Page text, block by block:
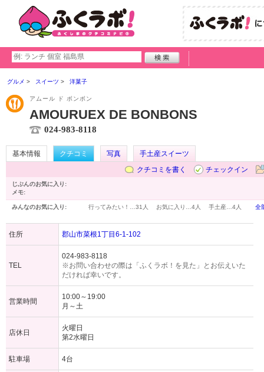
グルメ スイーツ 洋菓子
アムール ド ボンボン
AMOURUEX DE BONBONS
024-983-8118
基本情報 クチコミ 写真
手土産スイーツ
クチコミを書く
チェックイン
じぶんのお気に入り:
メモ:
みんなのお気に入り: 行ってみたい！… 31人 お気に入り… 4人 手土産… 4人 全
住所 郡山市菜根1丁目6-1-102
TEL
024-983-8118
※お問い合わせの際は「ふくラボ！を見た」とお伝えいた
だければ幸いです。
営業時間
10:00～19:00
月～土
店休日
火曜日
第2水曜日
駐車場 4台